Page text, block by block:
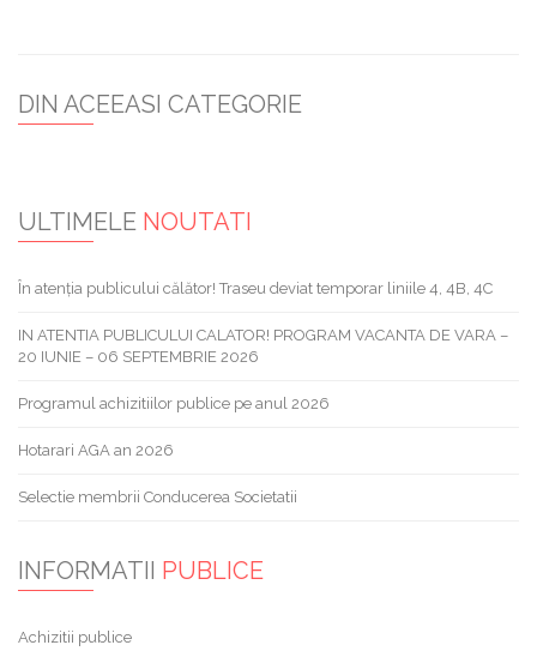
DIN ACEEASI CATEGORIE
ULTIMELE NOUTATI
În atenția publicului călător! Traseu deviat temporar liniile 4, 4B, 4C
IN ATENTIA PUBLICULUI CALATOR! PROGRAM VACANTA DE VARA –
20 IUNIE – 06 SEPTEMBRIE 2026
Programul achizitiilor publice pe anul 2026
Hotarari AGA an 2026
Selectie membrii Conducerea Societatii
INFORMATII PUBLICE
Achizitii publice